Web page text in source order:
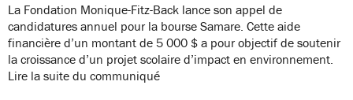
La Fondation Monique-Fitz-Back lance son appel de
candidatures annuel pour la bourse Samare. Cette aide
financière d’un montant de 5 000 $ a pour objectif de soutenir
la croissance d’un projet scolaire d’impact en environnement.
Lire la suite du communiqué